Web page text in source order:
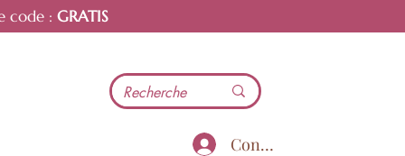
code : GRATIS
Connecter